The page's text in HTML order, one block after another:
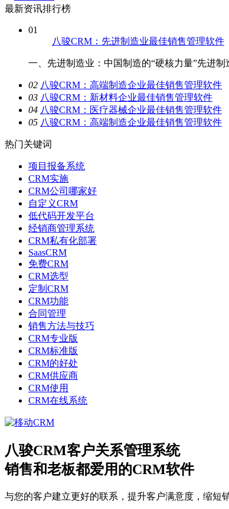
最新资讯排行榜
01
八骏CRM：先进制造业最佳销售管理软件
一、先进制造业：中国制造的“硬核力量”先进
02 八骏CRM：高端制造企业最佳销售管理软件
03 八骏CRM：新材料企业最佳销售管理软件
04 八骏CRM：医疗器械企业最佳销售管理软件
05 八骏CRM：高端制造企业最佳销售管理软件
热门关键词
项目报备系统
CRM实施
CRM公司哪家好
自定义CRM
低代码开发平台
经销商管理系统
CRM私有化部署
SaasCRM
免费CRM
CRM选型
定制CRM
CRM功能
合同管理
销售方法与技巧
CRM专业版
CRM标准版
CRM的好处
CRM供应商
CRM使用
CRM在线系统
八骏CRM客户关系管理系统
销售和老板都爱用的CRM软件
与您的客户建立更好的联系，提升客户满意度，缩短